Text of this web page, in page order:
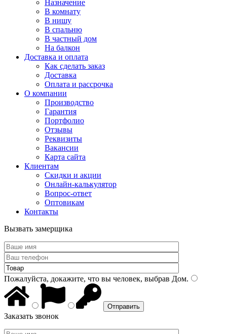
Назначение
В комнату
В нишу
В спальню
В частный дом
На балкон
Доставка и оплата
Как сделать заказ
Доставка
Оплата и рассрочка
О компании
Производство
Гарантия
Портфолио
Отзывы
Реквизиты
Вакансии
Карта сайта
Клиентам
Скидки и акции
Онлайн-калькулятор
Вопрос-ответ
Оптовикам
Контакты
Вызвать замерщика
Пожалуйста, докажите, что вы человек, выбрав Дом.
Заказать звонок